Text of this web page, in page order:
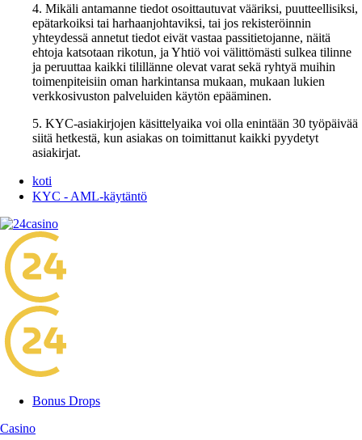
4. Mikäli antamanne tiedot osoittautuvat vääriksi, puutteellisiksi,
epätarkoiksi tai harhaanjohtaviksi, tai jos rekisteröinnin
yhteydessä annetut tiedot eivät vastaa passitietojanne, näitä
ehtoja katsotaan rikotun, ja Yhtiö voi välittömästi sulkea tilinne
ja peruuttaa kaikki tilillänne olevat varat sekä ryhtyä muihin
toimenpiteisiin oman harkintansa mukaan, mukaan lukien
verkkosivuston palveluiden käytön epääminen.
5. KYC-asiakirjojen käsittelyaika voi olla enintään 30 työpäivää
siitä hetkestä, kun asiakas on toimittanut kaikki pyydetyt
asiakirjat.
koti
KYC - AML-käytäntö
Bonus Drops
Casino